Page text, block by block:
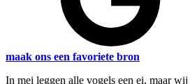
maak ons een favoriete bron
In mei leggen alle vogels een ei, maar